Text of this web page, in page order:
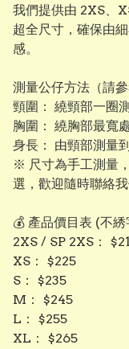
我們提供由 2XS、
超全尺寸，確保由
感。
測量公仔方法（請
頸圍： 繞頸部一圈測
胸圍： 繞胸部最寬
身長： 由頸部測量到
※ 尺寸為手工測量
選，歡迎隨時聯絡我
💰 產品價目表 (不綉
​2XS / SP 2XS：
​XS： $225
​S： $235
​M： $245
​L： $255
​XL： $265